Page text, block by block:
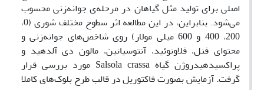
اصلی برای تولید مثل گیاهان در مرحله‌ی جوانه‌زنی محسوب
می‌شود. بنابراین، در این مطالعه اثر سطوح مختلف شوری (0،
200، 400 و 600 میلی مولار) روی شاخص‌های جوانه‌زنی و
محتوای فنل، فلاونوئید، آنتوسیانین، مالون دی آلدهید و
پراکسیدهیدروژن گیاه Salsola crassa مورد بررسی قرار
گرفت. آزمایش بصورت فاکتوریل در قالب طرح بلوک‌های کاملا